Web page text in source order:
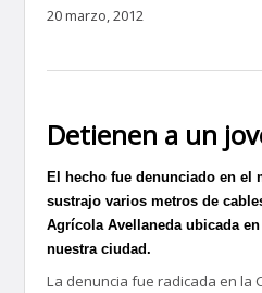
20 marzo, 2012
Detienen a un
El hecho fue denunciado en el
sustrajo varios metros de
Agrícola Avellaneda ubicada
nuestra ciudad.
La denuncia fue radicada en la